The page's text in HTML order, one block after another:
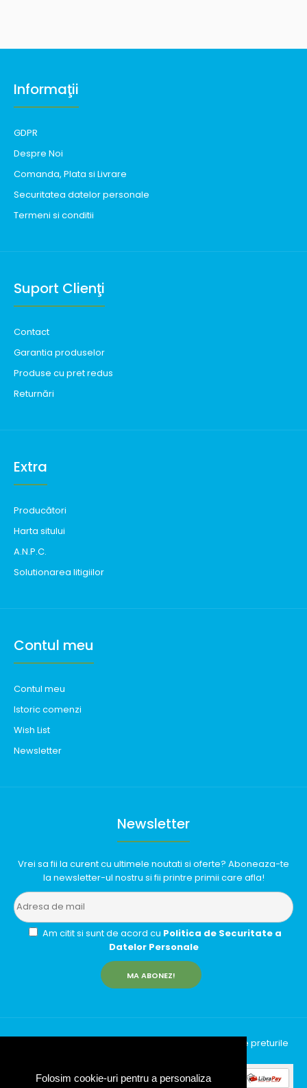
Folosim cookie-uri pentru a personaliza
Informaţii
GDPR
Despre Noi
Comanda, Plata si Livrare
Securitatea datelor personale
Termeni si conditii
Suport Clienţi
Contact
Garantia produselor
Produse cu pret redus
Returnări
Extra
Producători
Harta sitului
A.N.P.C.
Solutionarea litigiilor
Contul meu
Contul meu
Istoric comenzi
Wish List
Newsletter
Newsletter
Vrei sa fii la curent cu ultimele noutati si oferte? Aboneaza-te
la newsletter-ul nostru si fii printre primii care afla!
Am citit si sunt de acord cu Politica de Securitate a
Datelor Personale
MA ABONEZ!
InfinityRun © 2026 Toate drepturile rezervate | Toate preturile